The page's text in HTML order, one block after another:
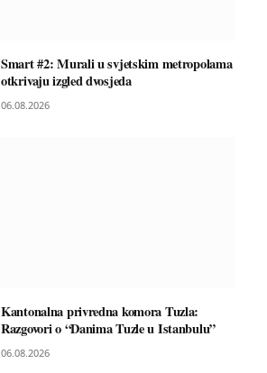
Smart #2: Murali u svjetskim metropolama
otkrivaju izgled dvosjeda
06.08.2026
Kantonalna privredna komora Tuzla:
Razgovori o “Danima Tuzle u Istanbulu”
06.08.2026